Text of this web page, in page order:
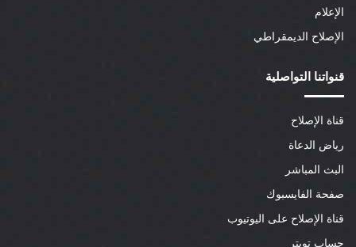
الإعلام
الإصلاح الديمقراطي
قنواتنا التواصلية
قناة الإصلاح
رياض الدعاة
البث المباشر
صفحة الفايسبوك
قناة الإصلاح على اليوتيوب
حساب تويتر